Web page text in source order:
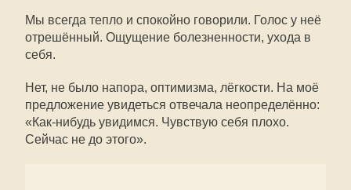
Мы всегда тепло и спокойно говорили. Голос у неё
отрешённый. Ощущение болезненности, ухода в
себя.
Нет, не было напора, оптимизма, лёгкости. На моё
предложение увидеться отвечала неопределённо:
«Как-нибудь увидимся. Чувствую себя плохо.
Сейчас не до этого».